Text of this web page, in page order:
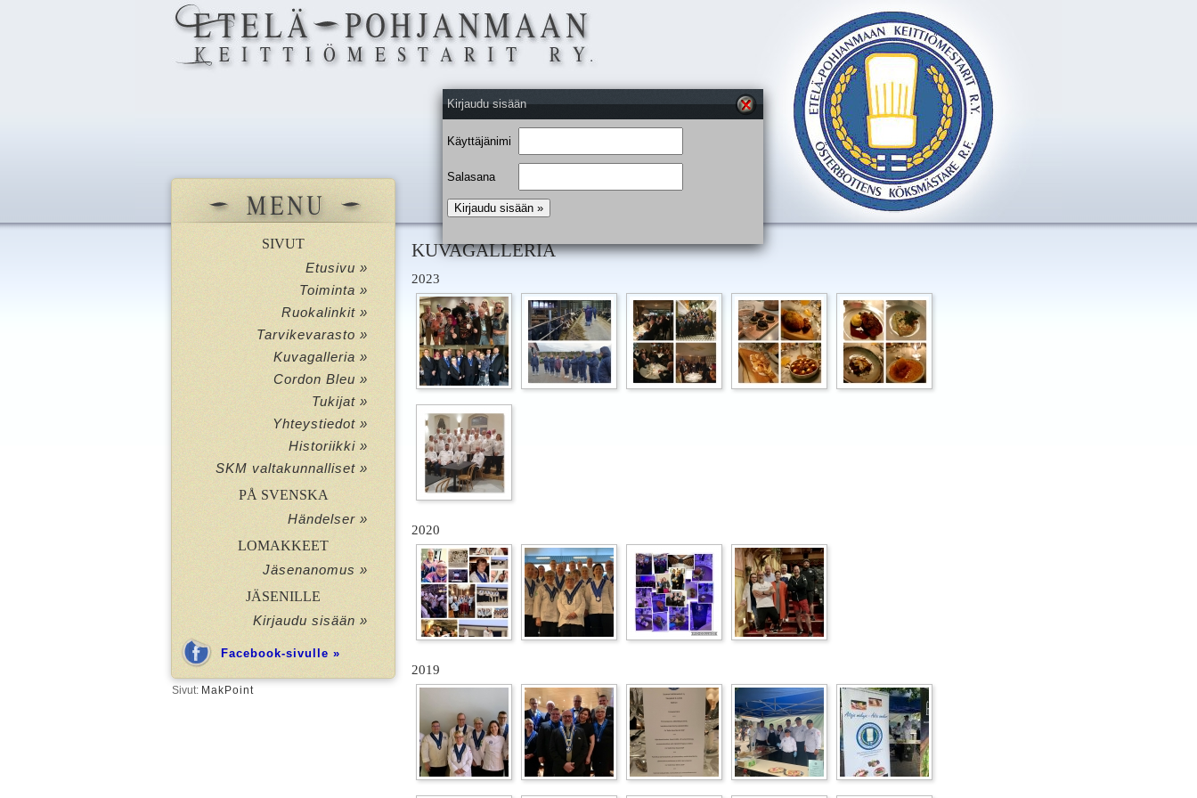
SIVUT
Etusivu »
Toiminta »
Ruokalinkit »
Tarvikevarasto »
Kuvagalleria »
Cordon Bleu »
Tukijat »
Yhteystiedot »
Historiikki »
SKM valtakunnalliset »
PÅ SVENSKA
Händelser »
LOMAKKEET
Jäsenanomus »
JÄSENILLE
Kirjaudu sisään »
Facebook-sivulle »
Sivut: MakPoint
Kirjaudu sisään
Käyttäjänimi
Salasana
KUVAGALLERIA
2023
2020
2019